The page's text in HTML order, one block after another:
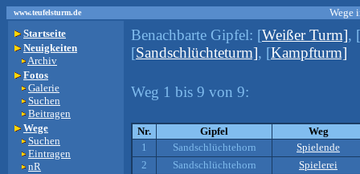
www.teufelsturm.de
Wege
Startseite
Neuigkeiten
Archiv
Fotos
Galerie
Suchen
Beitragen
Wege
Suchen
Eintragen
nR
Benachbarte Gipfel: [Weißer Turm], [
[Sandschlüchteturm], [Kampfturm]
Weg 1 bis 9 von 9:
Nr. Gipfel
Weg
1
Sandschlüchtehorn
Spielende
2
Sandschlüchtehorn
Spielerei